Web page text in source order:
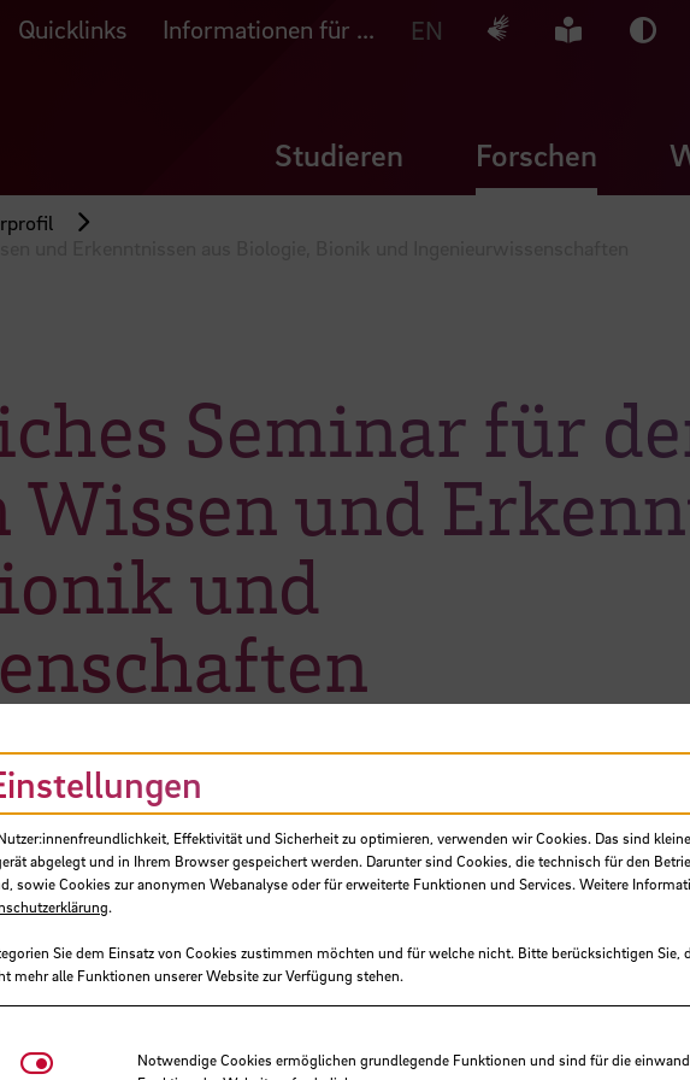
Quicklinks Informationen für ... EN DeutscheLeichte
Studieren Forschen
Seminar für
Wissen und
und
Baars, Albert, Prof. Dr.
Effektivität und Sicherheit zu optimieren, verwenden wir Cookies. Das sind kleine
abgelegt und in Ihrem Browser gespeichert werden. Darunter sind Cookies, die technisch für den
sowie Cookies zur anonymen Webanalyse oder für erweiterte Funktionen und Services. Weitere
.
Sie dem Einsatz von Cookies zustimmen möchten und für welche nicht. Bitte berücksichtigen Sie,
mehr alle Funktionen unserer Website zur Verfügung stehen.
Notwendige CookiesNotwendige Cookies ermöglichen grundlegende Funktionen und sind für die